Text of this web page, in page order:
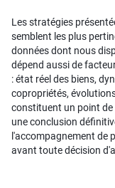
Les stratégies
semblent les plus
données dont nous
dépend aussi de
: état réel des biens,
copropriétés,
constituent un point de
une conclusion
l'accompagnement de
avant toute décision